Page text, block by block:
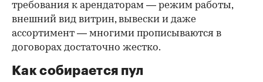
требования к арендаторам — режим работы,
внешний вид витрин, вывески и даже
ассортимент — многими прописываются в
договорах достаточно жестко.
Как собирается пул